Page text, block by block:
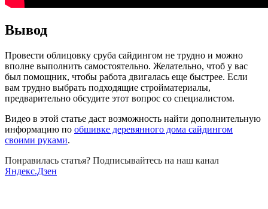
Вывод
Провести облицовку сруба сайдингом не трудно и можно
вполне выполнить самостоятельно. Желательно, чтоб у вас
был помощник, чтобы работа двигалась еще быстрее. Если
вам трудно выбрать подходящие стройматериалы,
предварительно обсудите этот вопрос со специалистом.
Видео в этой статье даст возможность найти дополнительную
информацию по обшивке деревянного дома сайдингом
своими руками.
Понравилась статья? Подписывайтесь на наш канал
Яндекс.Дзен